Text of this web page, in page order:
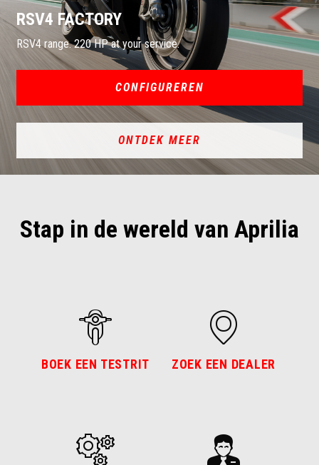
RSV4 FACTORY
RSV4 range. 220 HP at your service.
CONFIGUREREN
ONTDEK MEER
Stap in de wereld van Aprilia
BOEK EEN TESTRIT ZOEK EEN DEALER